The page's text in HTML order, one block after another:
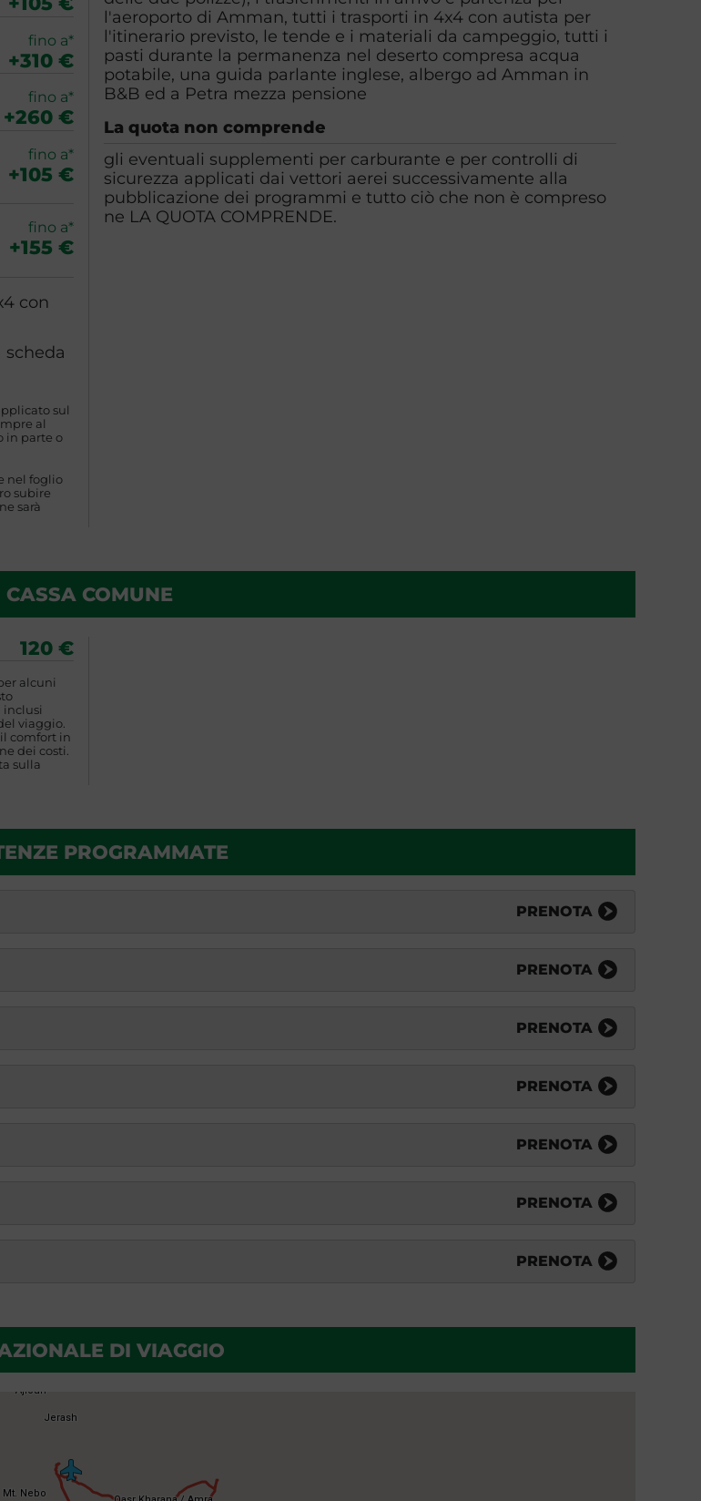
fino a*
+310 €
fino a*
+260 €
fino a*
+105 €
fino a*
+155 €
con
scheda
sul
al
in parte o
nel foglio
subire
sarà
l'aeroporto di Amman, tutti i trasporti in 4x4 con autista per
l'itinerario previsto, le tende e i materiali da campeggio, tutti i
pasti durante la permanenza nel deserto compresa acqua
potabile, una guida parlante inglese, albergo ad Amman in
B&B ed a Petra mezza pensione
La quota non comprende
gli eventuali supplementi per carburante e per controlli di
sicurezza applicati dai vettori aerei successivamente alla
pubblicazione dei programmi e tutto ciò che non è compreso
ne LA QUOTA COMPRENDE.
CASSA COMUNE
120 €
alcuni
inclusi
viaggio.
comfort in
dei costi.
sulla
PROGRAMMATE
PRENOTA
PRENOTA
PRENOTA
PRENOTA
PRENOTA
PRENOTA
PRENOTA
DI VIAGGIO